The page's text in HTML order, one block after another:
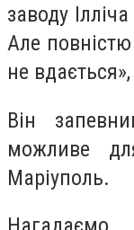
заводу
Але
не
Він
можливе
Маріуполь.